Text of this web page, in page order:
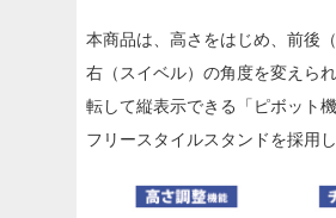
本商品は、高さをはじめ、前後
右（スイベル）の角度を変えら
転して縦表示できる「ピボット
フリースタイルスタンドを採用し